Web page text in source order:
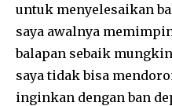
untuk menyelesaikan
saya awalnya
balapan sebaik
saya tidak bisa
inginkan dengan ban